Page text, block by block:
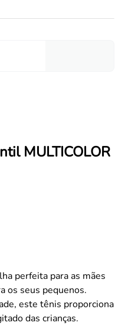
MULTICOLOR
perfeita para as mães
os seus pequenos.
este tênis proporciona
das crianças.